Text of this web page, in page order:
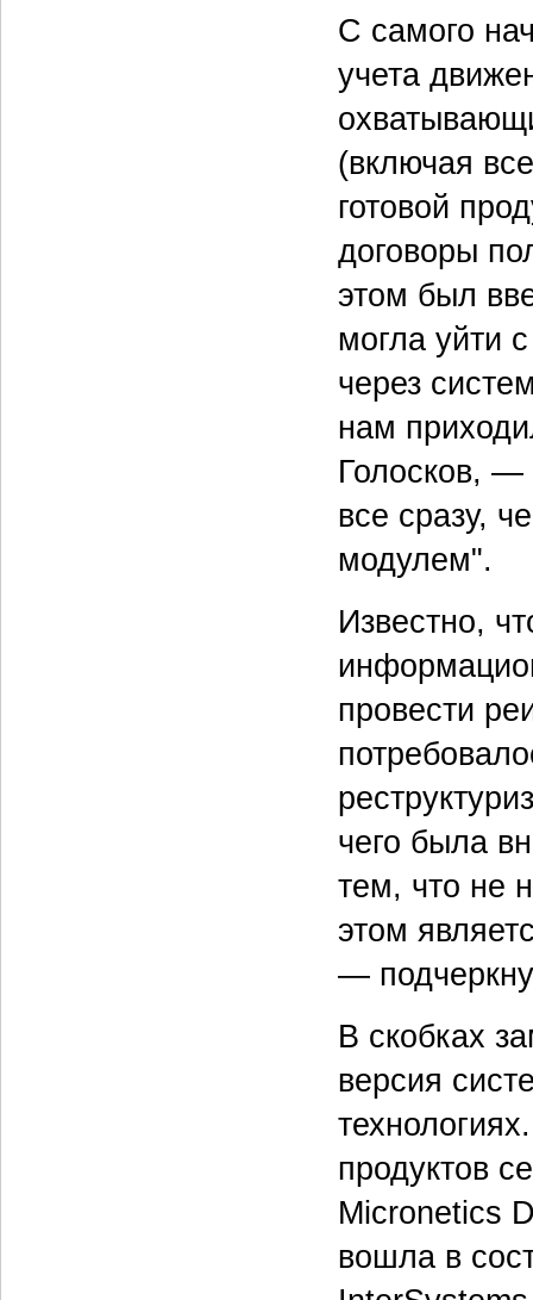
С самого
учета
(включая
готовой
договоры
этом был
могла уйти
через
нам
Голосков, —
все сразу,
модулем".
Известно,
провести
чего была
тем, что не
этом
—
В скобках
версия
продуктов
Micronetics
вошла в